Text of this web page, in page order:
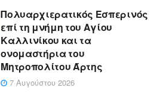
Πολυαρχιερατικός Εσπερινός
επί τη μνήμη του Αγίου
Καλλινίκου και τα
ονομαστήρια του
Μητροπολίτου Άρτης
7 Αυγούστου 2026